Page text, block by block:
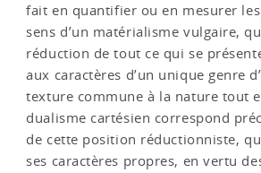
fait en quantifier ou en mesurer
sens d’un matérialisme vulgaire,
réduction de tout ce qui se
aux caractères d’un unique genre
texture commune à la nature tout
dualisme cartésien correspond
de cette position réductionniste,
ses caractères propres, en vertu